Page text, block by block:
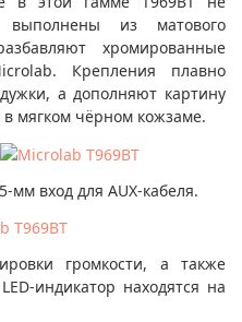
из матового
хромированные
Крепления плавно
а дополняют картину
мягком чёрном кожзаме.
вход для AUX-кабеля.
громкости, а также
индикатор находятся на